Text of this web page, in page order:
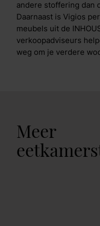
andere stoffering dan
Daarnaast is Vigios
meubels uit de
verkoopadviseurs
weg om je verdere
Meer